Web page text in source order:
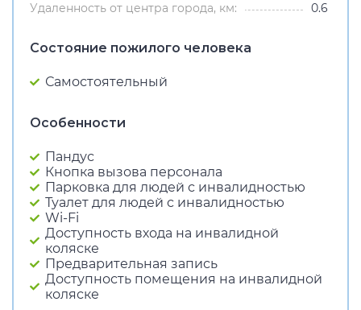
Удаленность от центра города, км: 0.6
Состояние пожилого человека
Самостоятельный
Особенности
Пандус
Кнопка вызова персонала
Парковка для людей с инвалидностью
Туалет для людей с инвалидностью
Wi-Fi
Доступность входа на инвалидной
коляске
Предварительная запись
Доступность помещения на инвалидной
коляске